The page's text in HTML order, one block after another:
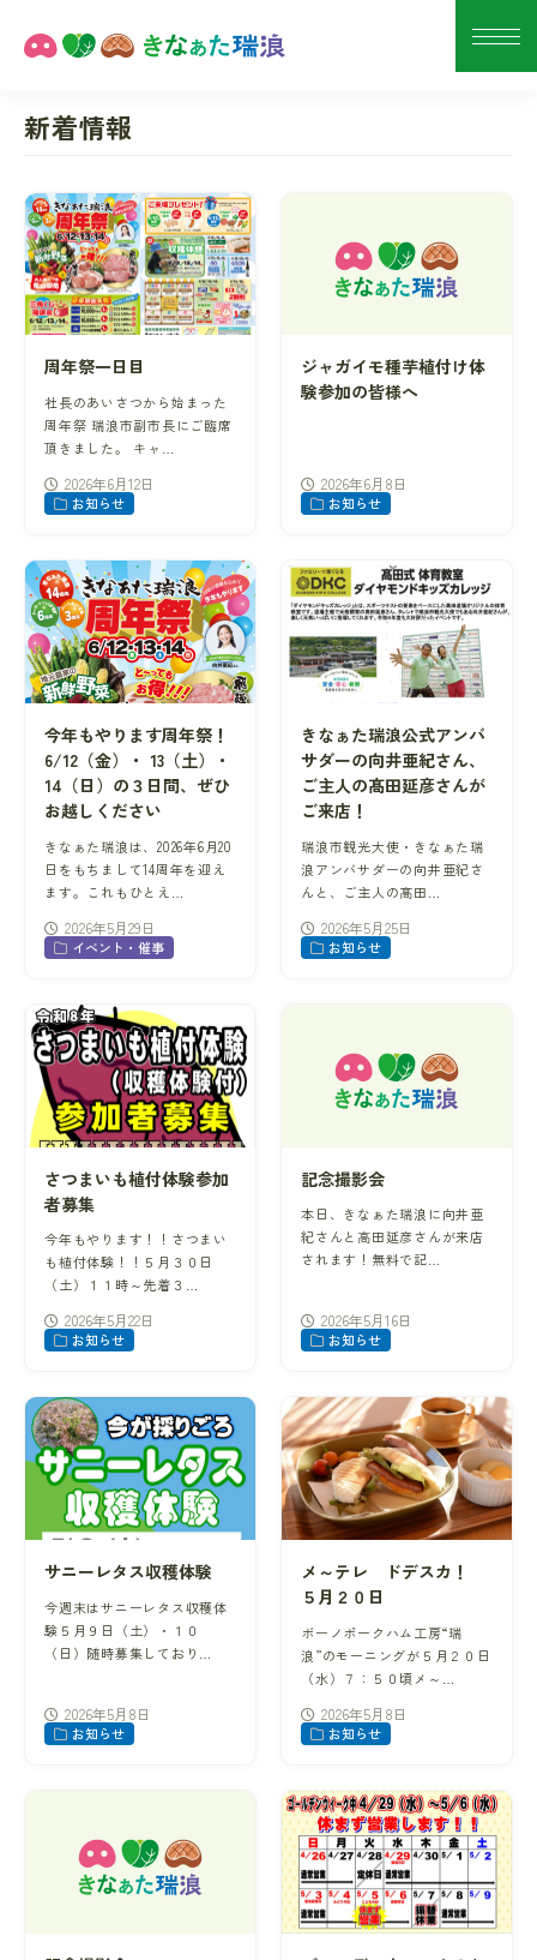
新着情報
周年祭一日目
社長のあいさつから始まった
周年祭 瑞浪市副市長にご臨席
頂きました。 キャ…
2026年6月12日
お知らせ
ジャガイモ種芋植付け体
験参加の皆様へ
2026年6月8日
お知らせ
今年もやります周年祭！
6/12（金）・ 13（土）・
14（日）の３日間、ぜひ
お越しください
きなぁた瑞浪は、2026年6月20
日をもちまして14周年を迎え
ます。これもひとえ…
2026年5月29日
イベント・催事
きなぁた瑞浪公式アンバ
サダーの向井亜紀さん、
ご主人の髙田延彦さんが
ご来店！
瑞浪市観光大使・きなぁた瑞
浪アンバサダーの向井亜紀さ
んと、ご主人の髙田…
2026年5月25日
お知らせ
さつまいも植付体験参加
者募集
今年もやります！！さつまい
も植付体験！！５月３０日
（土）１１時～先着３…
2026年5月22日
お知らせ
記念撮影会
本日、きなぁた瑞浪に向井亜
紀さんと高田延彦さんが来店
されます！無料で記…
2026年5月16日
お知らせ
サニーレタス収穫体験
今週末はサニーレタス収穫体
験５月９日（土）・１０
（日）随時募集しており…
2026年5月8日
お知らせ
メ～テレ ドデスカ！
５月２０日
ボーノポークハム工房“瑞
浪”のモーニングが５月２０日
（水）７：５０頃メ～…
2026年5月8日
お知らせ